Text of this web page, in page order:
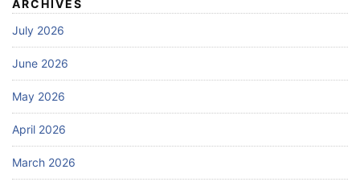
ARCHIVES
July 2026
June 2026
May 2026
April 2026
March 2026